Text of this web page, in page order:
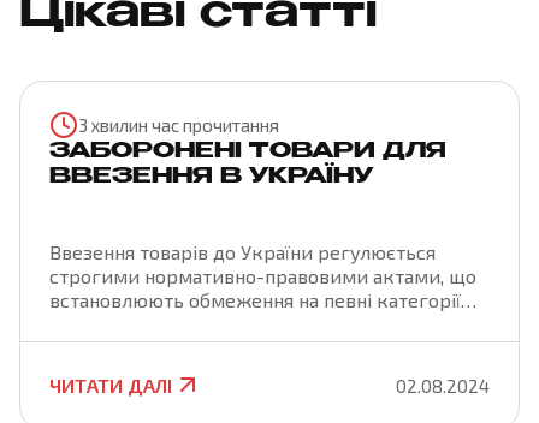
Цікаві статті
3 хвилин час прочитання
ЗАБОРОНЕНІ ТОВАРИ ДЛЯ
ВВЕЗЕННЯ В УКРАЇНУ
Ввезення товарів до України регулюється
строгими нормативно-правовими актами, що
встановлюють обмеження на певні категорії
безпеки, здоров'я населення, а також для
підтримки екологічної рівноваги та захисту
прав інтелектуальної власності. У цій статті ми
ЧИТАТИ ДАЛІ 02.08.2024